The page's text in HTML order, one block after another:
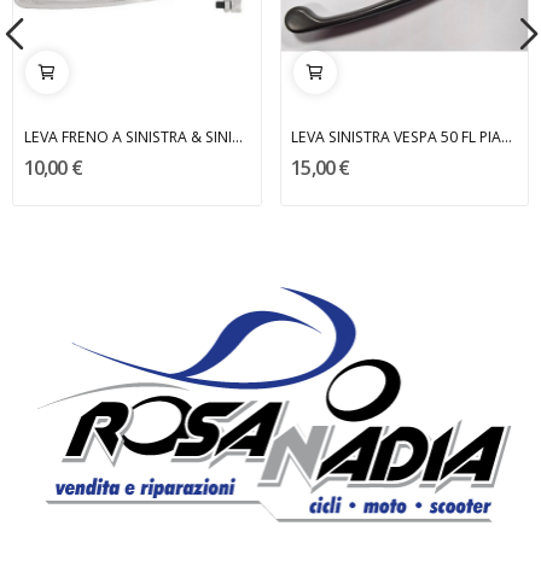
LEVA FRENO A SINISTRA & SINISTRA DISCO RALLY...
10,00 €
LEVA SINISTRA VESPA 50 FL PIAGGIO
15,00 €